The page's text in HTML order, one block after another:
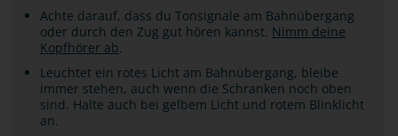
Achte darauf, dass du Tonsignale am Bahnübergang
oder durch den Zug gut hören kannst. Nimm deine
Kopfhörer ab.
Leuchtet ein rotes Licht am Bahnübergang, bleibe
immer stehen, auch wenn die Schranken noch oben
sind. Halte auch bei gelbem Licht und rotem Blinklicht
an.